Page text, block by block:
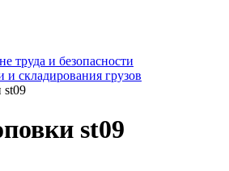
труда и безопасности
складирования грузов
st09
st09